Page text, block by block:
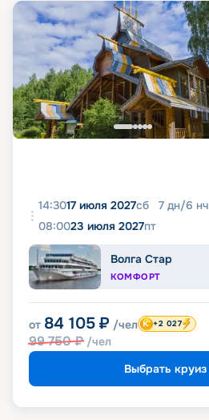
14:3017 июля 2027сб 7 дн/6 нч
08:0023 июля 2027пт
Волга Стар
КОМФОРТ
от 84 105 ₽ /чел
99 750₽ /чел
+2 027
Выбрать круиз